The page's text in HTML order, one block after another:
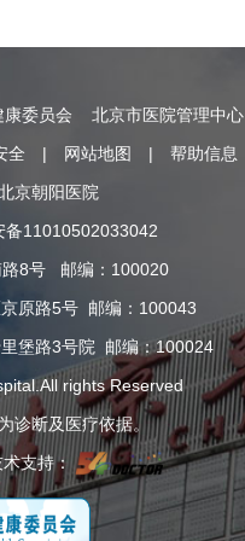
委员会
北京市医院管理中心
全 | 网站地图 |
帮助信息
京朝阳医院
备11010502033042
8号 邮编：100020
原路5号 邮编：100043
堡路3号院 邮编：100024
rights Reserved
诊断及医疗依据。
支持：